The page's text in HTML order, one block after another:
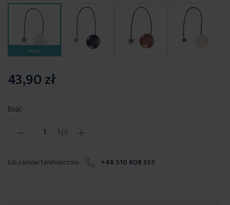
BIAŁY
Ilość
- kpl. +
43,90 zł
lub zamów telefonicznie: +48 510 808 355